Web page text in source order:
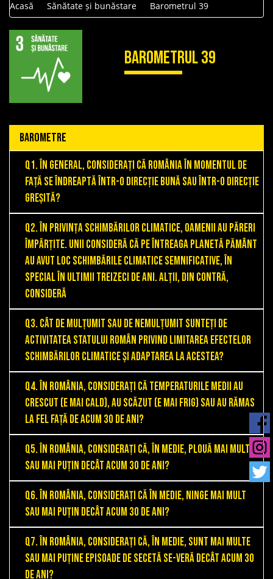
Acasă Sănătate și bunăstare Barometrul 39
Barometrul 39
BAROMETRE
Q1. În general, considerați că România în momentul de
față se îndreaptă într-o direcție bună sau într-o direcție
greșită?
Q2. În privința schimbărilor climatice, oamenii au păreri
împărțite. Unii consideră că pe întreaga planetă Pământ
au avut loc schimbările climatice semnificative, în
special în ultimii treizeci de ani. Alții, din contră,
consideră
Q3. Cât de mulțumit sau de nemulțumit sunteți de
activitatea statului român privind limitarea efectelor
schimbărilor climatice și adaptarea la acestea?
Q4. În România, considerați că temperaturile medii au
crescut (e mai cald), au scăzut (e mai frig) sau au rămas
la fel față de acum 30 de ani?
Q5. În România, considerați că, în medie, plouă mai mult
sau mai puțin decât acum 30 de ani?
Q6. În România, considerați că în medie, ninge mai mult
sau mai puțin decât acum 30 de ani?
Q7. În România, considerați că, în medie, sunt mai multe
sau mai puține episoade de secetă se-veră decât acum 30
de ani?